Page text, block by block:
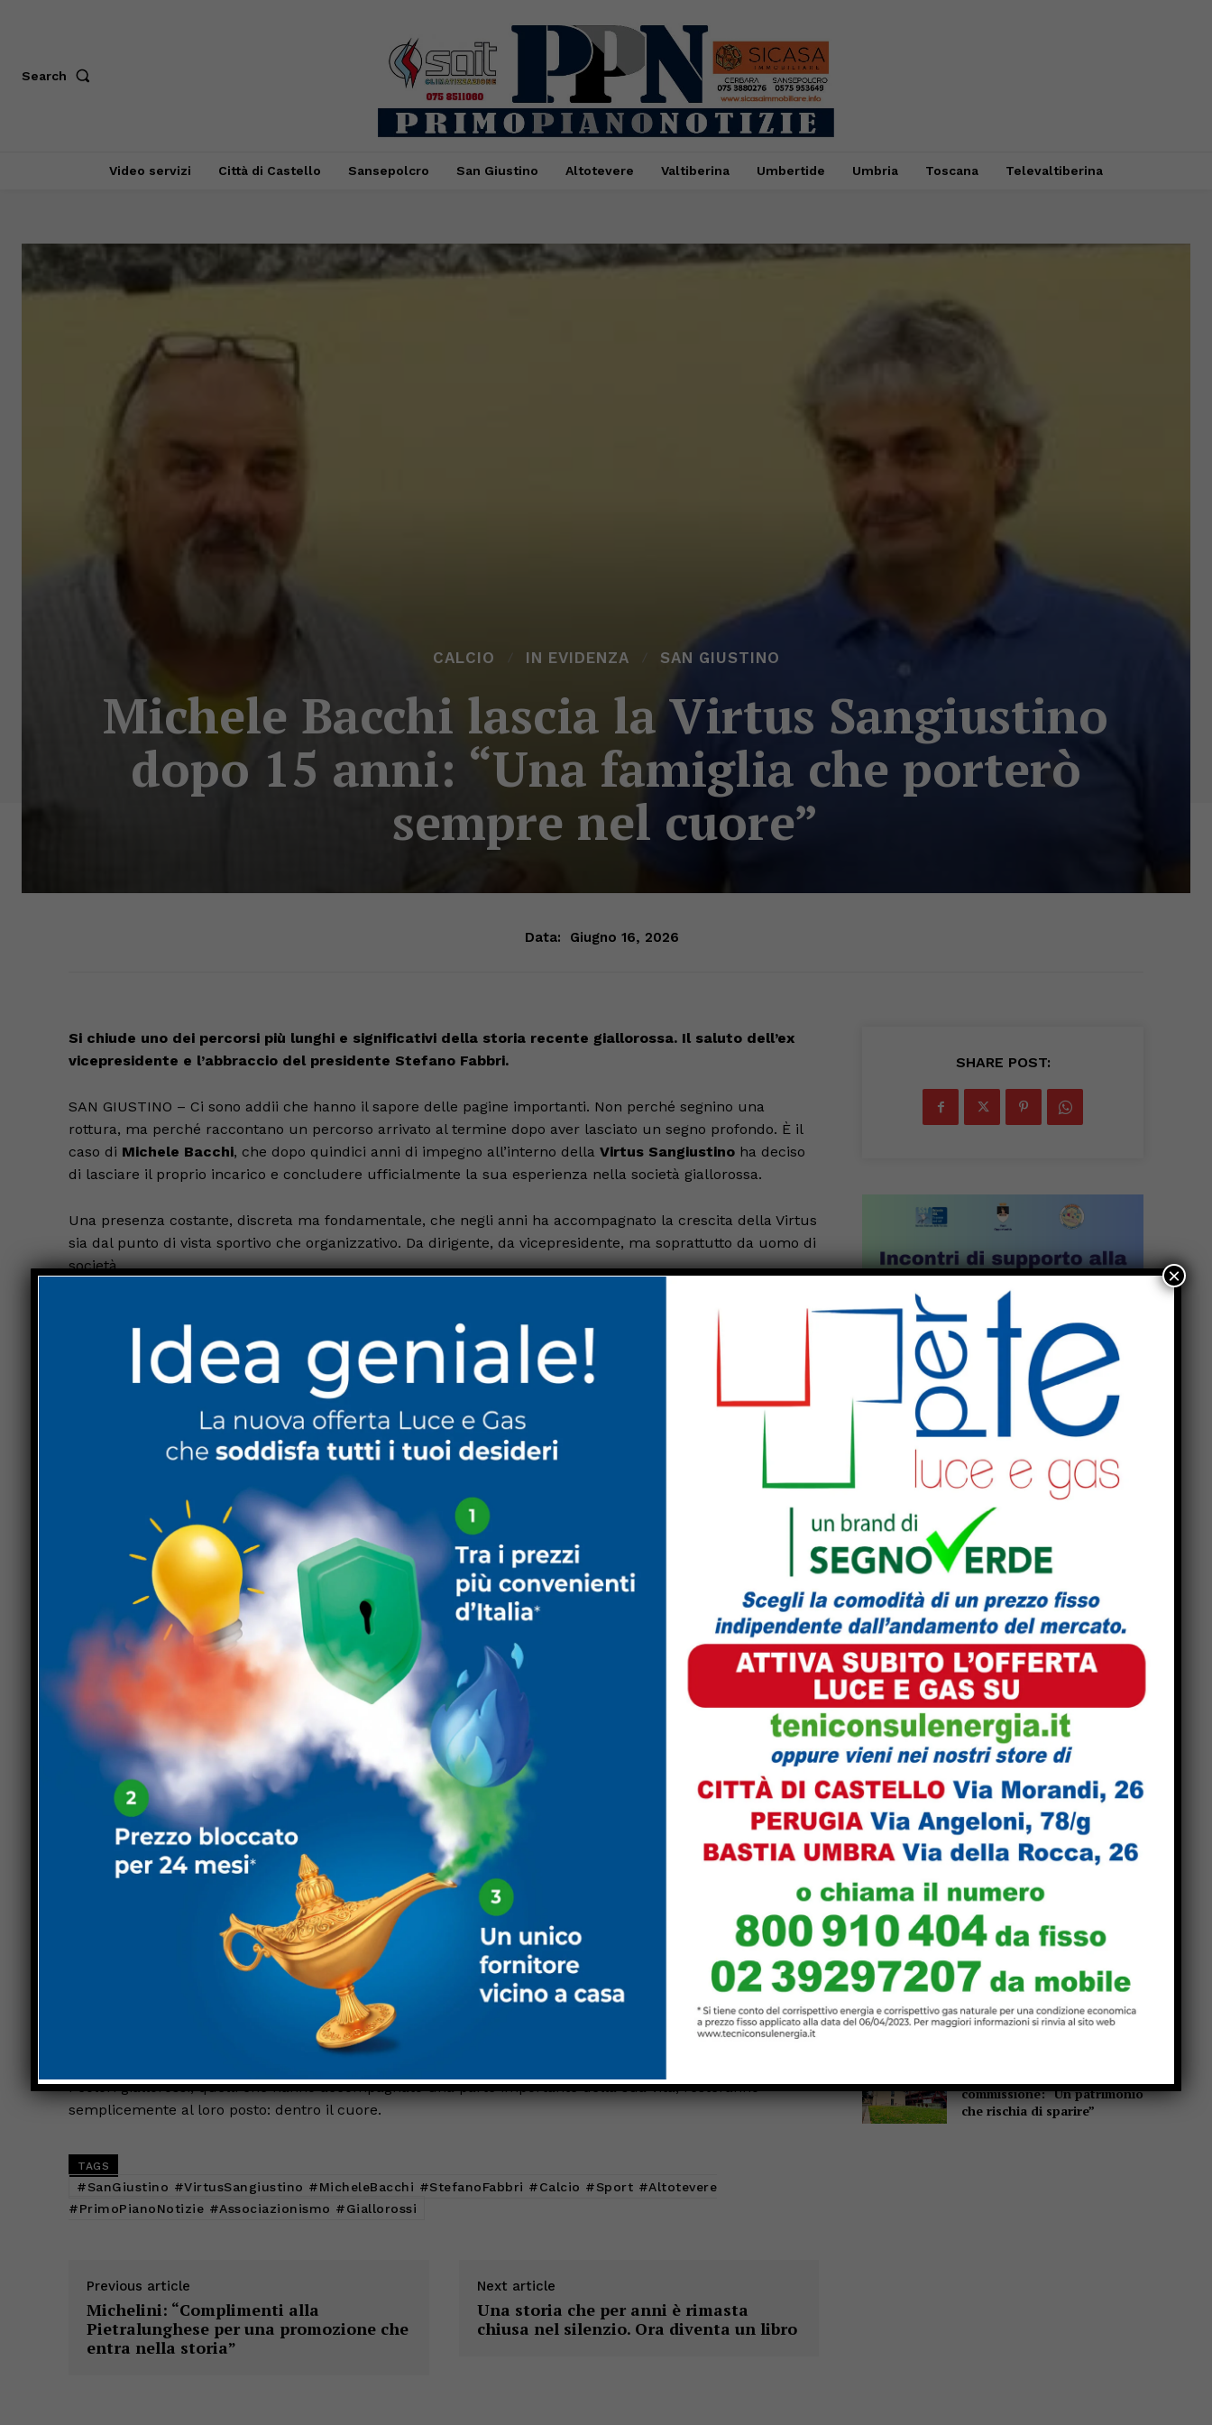
Search
Video servizi Città di Castello Sansepolcro San Giustino Altotevere Valtiberina Umbertide Umbria Toscana Televaltiberina
CALCIO IN EVIDENZA SAN GIUSTINO
Michele Bacchi lascia la Virtus Sangiustino
dopo 15 anni: “Una famiglia che porterò
sempre nel cuore”
Data: Giugno 16, 2026
Si chiude uno dei percorsi più lunghi e significativi della storia recente giallorossa. Il saluto dell’ex
vicepresidente e l’abbraccio del presidente Stefano Fabbri.
SAN GIUSTINO – Ci sono addii che hanno il sapore delle pagine importanti. Non perché segnino una
rottura, ma perché raccontano un percorso arrivato al termine dopo aver lasciato un segno profondo. È il
caso di Michele Bacchi, che dopo quindici anni di impegno all’interno della Virtus Sangiustino ha deciso
di lasciare il proprio incarico e concludere ufficialmente la sua esperienza nella società giallorossa.
Una presenza costante, discreta ma fondamentale, che negli anni ha accompagnato la crescita della Virtus
sia dal punto di vista sportivo che organizzativo. Da dirigente, da vicepresidente, ma soprattutto da uomo di
società.
Le parole affidate alla sua lettera aperta raccontano molto più di una semplice conclusione di incarico.
Raccontano una storia fatta di persone, relazioni, sacrifici e appartenenza.
«È arrivato il momento per me di concludere questa straordinaria esperienza lunga 15 anni», scrive Bacchi.
«Lascio con un profondo carico di emozioni, consapevole di aver vissuto un percorso che mi ha arricchito
sia dal punto di vista professionale che umano, vedendo crescere in questa famiglia tutti e tre i miei figli».
Un passaggio che restituisce il senso più autentico dello sport dilettantistico, dove spesso i risultati sul
campo si intrecciano con percorsi di vita e rapporti umani destinati a durare nel tempo.
Nel suo saluto Bacchi ha voluto ringraziare il presidente Stefano Fabbri
tecnico, i collaboratori e tutti quei volontari che ogni giorno lavorano lontano dai riflettori per permettere
alla società di andare avanti.
Un pensiero particolare è stato rivolto anche ai tifosi, definiti «il vero cuore pulsante della società», capaci
di sostenere la squadra nei momenti più belli ma anche in quelli più difficili.
Parole che hanno trovato immediata risposta da parte del presidente Fabbri, che ha scelto di rivolgersi
personalmente all’ormai ex vicepresidente con un messaggio carico di affetto e riconoscenza.
«Hai rappresentato in tutti questi anni, al di là della carica, la passione, la dedizione e la costruttività che
nel mondo dell’associazionismo sono linfa vitale», scrive Fabbri. «Oltre ad averti avuto al mio fianco, ho
sempre sentito il tuo sostegno. Una presenza che per chi ricopre una responsabilità importante è
fondamentale».
Parole che raccontano un rapporto costruito negli anni, ben oltre i ruoli ufficiali.
La separazione tra Michele Bacchi e la Virtus Sangiustino arriva quindi senza polemiche né strappi, ma con
la consapevolezza di aver condiviso un lungo tratto di strada insieme. Quindici anni nei quali la società è
cresciuta, si è consolidata e ha rafforzato il proprio ruolo nel tessuto sportivo dell’Alta Valle del Tevere.
Da oggi Michele Bacchi non sarà più un tesserato della Virtus Sangiustino. Ma, come spesso accade nelle
storie più belle, certi legami non hanno bisogno di una tessera per continuare a esistere.
I colori giallorossi, quelli che hanno accompagnato una parte importante della sua vita, resteranno
semplicemente al loro posto: dentro il cuore.
TAGS
#SanGiustino #VirtusSangiustino #MicheleBacchi #StefanoFabbri #Calcio #Sport #Altotevere
#PrimoPianoNotizie #Associazionismo #Giallorossi
Previous article
Michelini: “Complimenti alla
Pietralunghese per una promozione che
entra nella storia”
Next article
Una storia che per anni è rimasta
chiusa nel silenzio. Ora diventa un libro
SHARE POST:
Popular
La Storia, quando una
lezione si canta invece di
scriverla alla lavagna
Motociclo senza patente,
assicurazione e revisione
scadute da anni: pizzicato
dal Targa System un 70enne
San Sisto sott’acqua dopo i
lavori, Forza Italia: “Basta
una pioggia per far saltare
tutto”
Dimensionamento scolastico
in Umbria, sindacati: “Bene il
recepimento della sentenza
TAR, ma i ritardi rischiano di
far saltare l’avvio delle
commissione: “Un patrimonio
che rischia di sparire”
×